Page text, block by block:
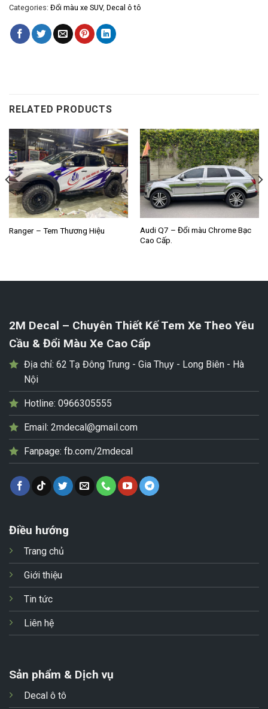
Categories: Đổi màu xe SUV, Decal ô tô
RELATED PRODUCTS
Ranger – Tem Thương Hiệu
Audi Q7 – Đổi màu Chrome Bạc
Cao Cấp.
2M Decal – Chuyên Thiết Kế Tem Xe Theo Yêu
Cầu & Đổi Màu Xe Cao Cấp
Địa chỉ: 62 Tạ Đông Trung - Gia Thụy - Long Biên - Hà
Nội
Hotline: 0966305555
Email: 2mdecal@gmail.com
Fanpage: fb.com/2mdecal
Điều hướng
Trang chủ
Giới thiệu
Tin tức
Liên hệ
Sản phẩm & Dịch vụ
Decal ô tô